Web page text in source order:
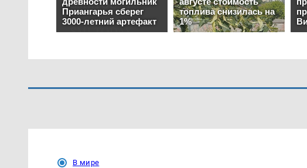
В мире